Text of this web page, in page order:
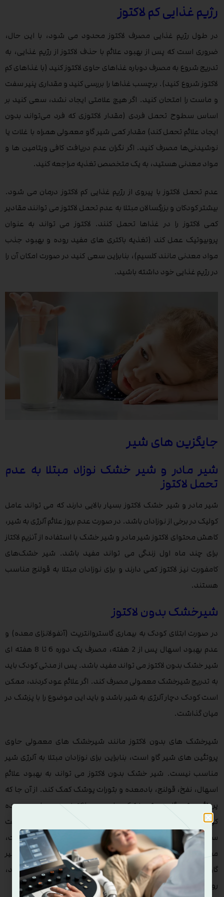
رژیم غذایی کم لاکتوز
در طول رژیم غذایی مصرف لاکتوز محدود می شود، با این حال،
ضروری است که پس از بهبود علائم با حذف لاکتوز از رژیم غذایی، به
تدریج شروع به مصرف دوباره غذاهای حاوی لاکتوز کنید (با غذاهای کم
لاکتوز شروع کنید). برچسب غذاها را بررسی کنید و مقداری پنیر سفت
و ماست را امتحان کنید. اگر هیچ علامتی ایجاد نشد، سعی کنید بر
اساس سطوح تحمل فردی (مقدار لاکتوزی که فرد می‌تواند بدون
ایجاد علائم تحمل کند) مقدار کمی شیر گاو معمولی همراه با غلات یا
نوشیدنی‌ها مصرف کنید. اگر نگران عدم دریافت کافی ویتامین ها و
مواد معدنی هستید، به یک متخصص تغذیه مراجعه کنید.
عدم تحمل لاکتوز با پیروی از رژیم غذایی کم لاکتوز درمان می شود.
بیشتر کودکان و بزرگسالان مبتلا به عدم تحمل لاکتوز می توانند مقادیر
کمی لاکتوز را در غذاها تحمل کنند. لاکتوز می تواند به عنوان
پروبیوتیک عمل کند (تغذیه باکتری های مفید روده و بهبود جذب
مواد معدنی مانند کلسیم)، بنابراین سعی کنید در صورت امکان آن را
در رژیم غذایی خود داشته باشید.
جایگزین های شیر
شیر مادر و شیر خشک نوزاد مبتلا به عدم
تحمل لاکتوز
شیر مادر و شیر خشک لاکتوز بسیار بالایی دارند که می تواند عامل
کولیک در برخی از نوزادان باشد. در صورت عدم بروز علائم آلرژی به شیر،
کاهش محتوای لاکتوز شیر مادر و شیر خشک با استفاده از آنزیم لاکتاز
برای چند ماه اول زندگی می تواند مفید باشد. شیر خشک‌های
کامفورت نیز لاکتوز کمی دارند و برای نوزادان مبتلا به قولنج مناسب
هستند.
شیرخشک بدون لاکتوز
در صورت ابتلای کودک به بیماری گاستروانتریت (آنفولانزای معده) و
عدم بهبود اسهال پس از 2 هفته، مصرف یک دوره 6 تا 8 هفته ای
شیر خشک بدون لاکتوز می تواند مفید باشد. پس از مدتی کودک باید
به تدریج شیرخشک معمولی مصرف کند. اگر علائم عود کردند، ممکن
است کودک دچار آلرژی به شیر باشد و باید این موضوع را با پزشک در
میان گذاشت.
شیرخشک های بدون لاکتوز مانند شیرخشک های معمولی حاوی
پروتئین های شیر گاو است، بنابراین برای نوزادان مبتلا به آلرژی شیر
مناسب نیست. شیر خشک بدون لاکتوز می تواند به بهبود علائم
اسهال، نفخ، قولنج، بادمعده و بثورات پوشک کمک کند. از آن جا که
پروتئین شیر گاو در شیرخشک های بدون لاکتوز موجود است، روده
کودک همچنان ملتهب خواهد بود. کودک همچنین ممکن است
سایر واکنش های ایمنی که بر پوست و تنفس اثر می گذارد (بثورات،
مسدود شدن یا آبریزش بینی) را تجربه کند. هنگامی که پروتئین شیر
گاو با استفاده از شیر خشک هایپوآلرژنیک (ضد آلرژی) حذف شود،
روده بهبود می یابد و کودک می تواند مقداری لاکتوز را تحمل کند.